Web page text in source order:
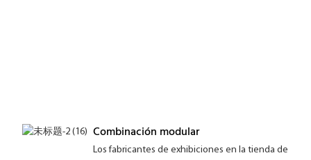
Combinación modular
Los fabricantes de exhibiciones en la tienda de